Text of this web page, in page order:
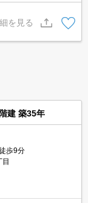
ー ★ 建物内にコ
を見る
建 築35年
歩9分
目